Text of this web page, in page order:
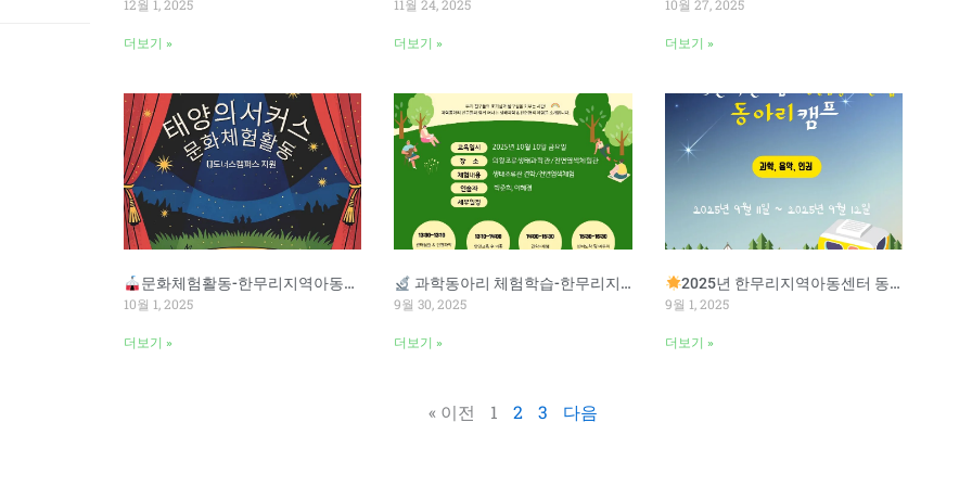
12월 1, 2025
더보기 »
11월 24, 2025
더보기 »
10월 27, 2025
더보기 »
문화체험활동-한무리지역아동센터
10월 1, 2025
더보기 »
과학동아리 체험학습-한무리지역아동센터
9월 30, 2025
더보기 »
2025년 한무리지역아동센터 동아리 캠프
9월 1, 2025
더보기 »
« 이전 1 2 3 다음